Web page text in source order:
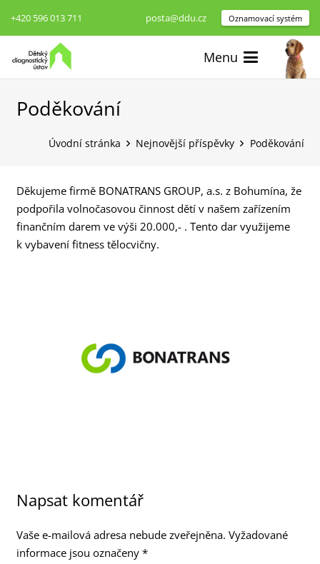
+420 596 013 711 posta@ddu.cz Oznamovací systém
Menu
Poděkování
Úvodní stránka Nejnovější příspěvky Poděkování
Děkujeme firmě BONATRANS GROUP, a.s. z Bohumína, že
podpořila volnočasovou činnost dětí v našem zařízením
finančním darem ve výši 20.000,- . Tento dar využijeme
k vybavení fitness tělocvičny.
Napsat komentář
Vaše e-mailová adresa nebude zveřejněna. Vyžadované
informace jsou označeny *